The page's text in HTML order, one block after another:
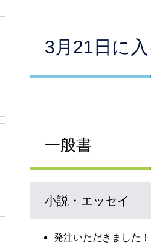
3月21日に
一般書
小説・エッセイ
発注いただきました